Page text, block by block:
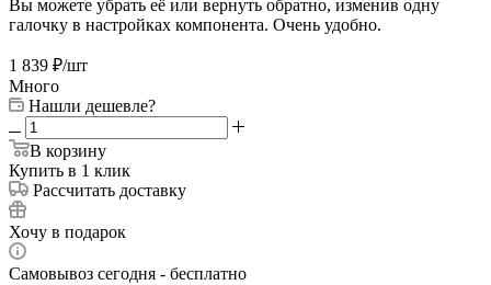
Вы можете убрать её или вернуть обратно, изменив одну
галочку в настройках компонента. Очень удобно.
1 839 ₽/шт
Много
Нашли дешевле?
В корзину
Купить в 1 клик
Рассчитать доставку
Хочу в подарок
Самовывоз сегодня - бесплатно